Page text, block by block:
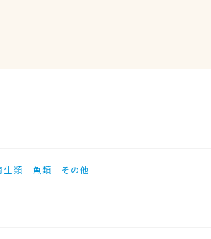
生類 魚類 その他